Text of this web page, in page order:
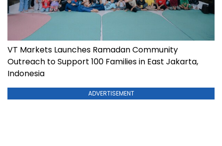
VT Markets Launches Ramadan Community
Outreach to Support 100 Families in East Jakarta,
Indonesia
ADVERTISEMENT